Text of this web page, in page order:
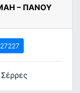
– ΠΑΝΟΥ